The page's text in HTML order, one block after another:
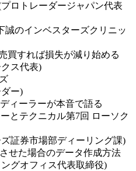
ロトレーダージャパン代表
誠のインベスターズクリニッ
買すれば損失が減り始める
ス代表)
ー)
ィーラーが本音で語る
とテクニカル第7回 ローソク
証券市場部ディーリング課)
せた場合のデータ作成方法
グオフィス代表取締役)